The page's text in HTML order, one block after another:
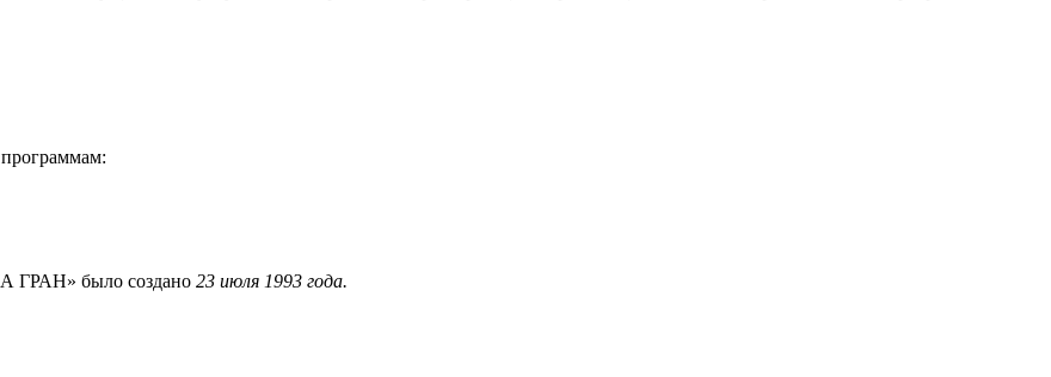
было создано 23 июля 1993 года.